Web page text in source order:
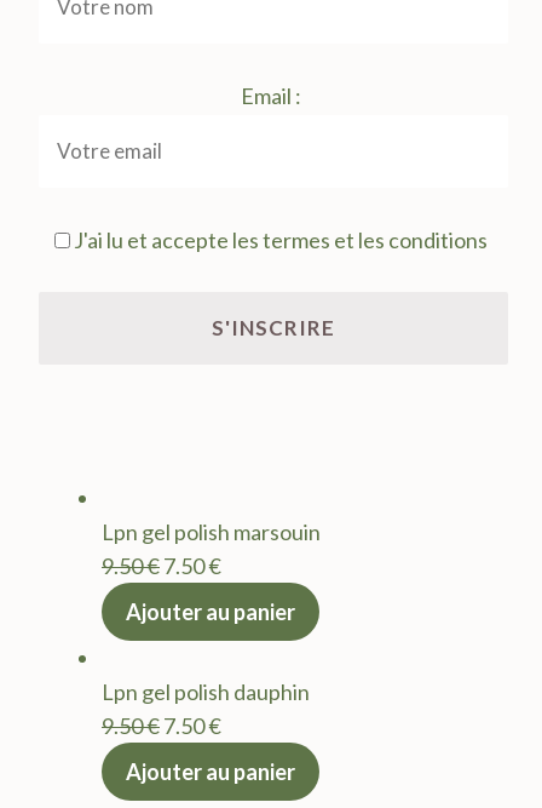
Email :
J'ai lu et accepte les termes et les conditions
Lpn gel polish marsouin
9.50€Le
prix
9.50 €.
7.50€Le
actuel
7.50 €.
Ajouter au panier
Lpn gel polish dauphin
9.50€Le
prix
7.50€Le
actuel
Ajouter au panier